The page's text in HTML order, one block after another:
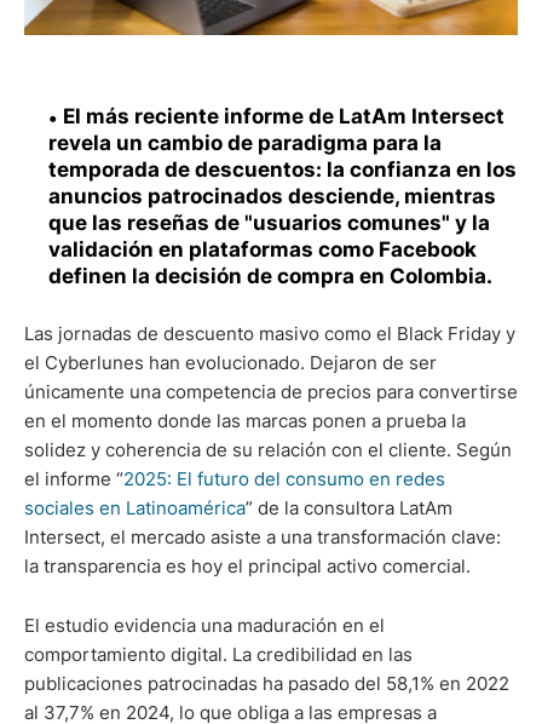
El más reciente informe de LatAm Intersect
revela un cambio de paradigma para la
temporada de descuentos: la confianza en los
anuncios patrocinados desciende, mientras
que las reseñas de "usuarios comunes" y la
validación en plataformas como Facebook
definen la decisión de compra en Colombia.
Las jornadas de descuento masivo como el Black Friday y
el Cyberlunes han evolucionado. Dejaron de ser
únicamente una competencia de precios para convertirse
en el momento donde las marcas ponen a prueba la
solidez y coherencia de su relación con el cliente. Según
el informe “2025: El futuro del consumo en redes
sociales en Latinoamérica” de la consultora LatAm
Intersect, el mercado asiste a una transformación clave:
la transparencia es hoy el principal activo comercial.
El estudio evidencia una maduración en el
comportamiento digital. La credibilidad en las
publicaciones patrocinadas ha pasado del 58,1% en 2022
al 37,7% en 2024, lo que obliga a las empresas a